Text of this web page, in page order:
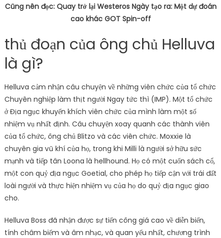
Cũng nên đọc: Quay trở lại Westeros Ngày tạo ra: Một dự đoán
cao khác GOT Spin-off
thủ đoạn của ông chủ Helluva
là gì?
Helluva cảm nhận câu chuyện về những viên chức của tổ chức
Chuyên nghiệp làm thịt người Ngay tức thì (IMP). Một tổ chức
ở Địa ngục khuyến khích viên chức của mình làm một số
nhiệm vụ nhất định. Câu chuyện xoay quanh các thành viên
của tổ chức, ông chủ Blitzo và các viên chức. Moxxie là
chuyên gia vũ khí của họ, trong khi Milli là người sở hữu sức
mạnh và tiếp tân Loona là hellhound. Họ có một cuốn sách cổ,
một con quỷ địa ngục Goetial, cho phép họ tiếp cận với trái đất
loài người và thực hiện nhiệm vụ của họ do quỷ địa ngục giao
cho.
Helluva Boss đã nhận được sự tiến công giá cao về diễn biến,
tính châm biếm và âm nhạc, và quan yếu nhất, chương trình